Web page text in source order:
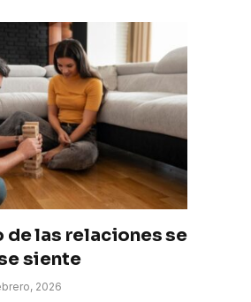
de las relaciones se
siente
2026